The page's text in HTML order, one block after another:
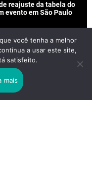
reajuste da tabela do
evento em São Paulo
financiam evento em
Boulos
você tenha a melhor
a usar este site,
satisfeito.
mais